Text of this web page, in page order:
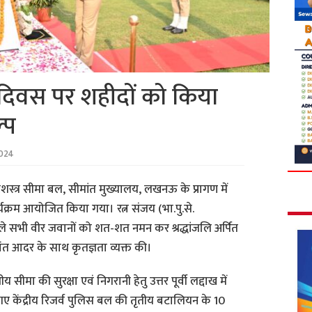
पर शहीदों को किया
सीमा बल, सीमांत मुख्यालय, लखनऊ के प्रागण में
आयोजित किया गया। रत्न संजय (भा.पु.से.
सभी वीर जवानों को शत-शत नमन कर श्रद्धांजलि अर्पित
आदर के साथ कृतज्ञता व्यक्त की।
की सुरक्षा एवं निगरानी हेतु उत्तर पूर्वी लद्दाख में
केंद्रीय रिजर्व पुलिस बल की तृतीय बटालियन के 10